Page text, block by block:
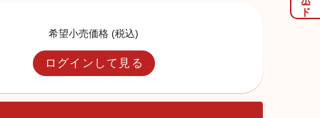
希望小売価格 (税込)
ログインして見る